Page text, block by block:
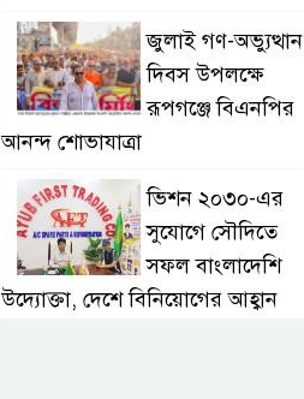
জুলাই গণ-অভ্যুত্থান
দিবস উপলক্ষে
রূপগঞ্জে বিএনপির
আনন্দ শোভাযাত্রা
ভিশন ২০৩০-এর
সুযোগে সৌদিতে
সফল বাংলাদেশি
উদ্যোক্তা, দেশে বিনিয়োগের আহ্বান